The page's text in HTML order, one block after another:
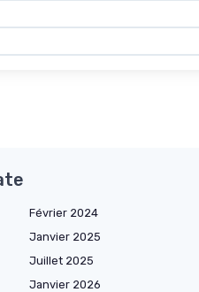
Février 2024
Janvier 2025
Juillet 2025
Janvier 2026